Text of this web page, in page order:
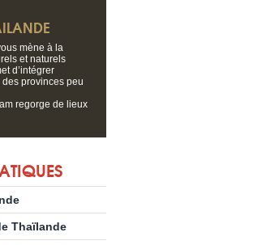
mène à la
et naturels
d’intégrer
provinces peu
regorge de lieux
Thaïlande